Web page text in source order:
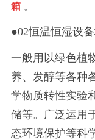
箱 。
●02恒温恒湿设
一般用以绿色植
养、发醇等各种
学物质转性实验
储等。广泛运用
态环境保护等科